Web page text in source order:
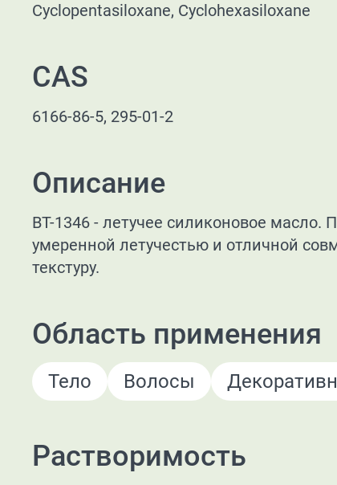
Cyclopentasiloxane, Cyclohexasiloxane
CAS
6166-86-5, 295-01-2
Описание
BT-1346 - летучее силиконовое
умеренной летучестью и отличной
текстуру.
Область применения
Тело Волосы
Растворимость